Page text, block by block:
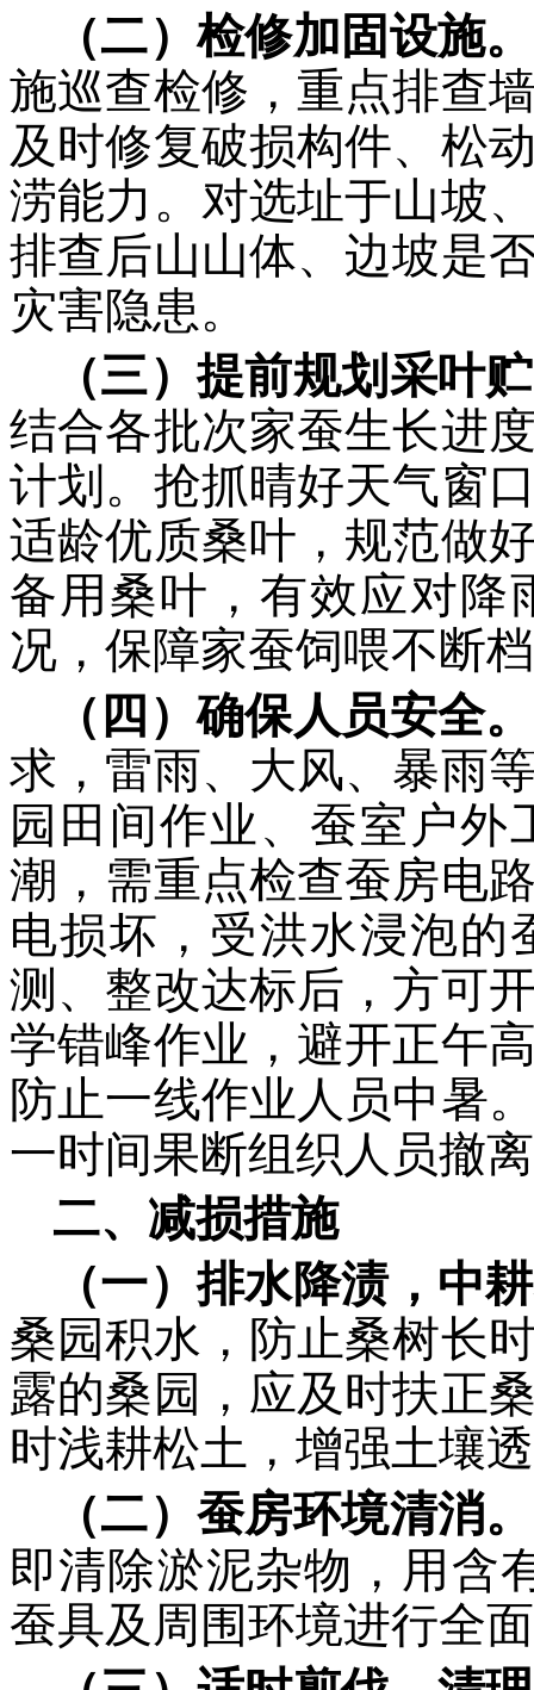
（二）检修加固设施。
施巡查检修，重点排查
及时修复破损构件、松
涝能力。对选址于山坡
排查后山山体、边坡是
灾害隐患。
（三）提前规划采叶
结合各批次家蚕生长进
计划。抢抓晴好天气窗
适龄优质桑叶，规范做
备用桑叶，有效应对降
况，保障家蚕饲喂不断
（四）确保人员安全。
求，雷雨、大风、暴雨
园田间作业、蚕室户
潮，需重点检查蚕房电
电损坏，受洪水浸泡的
测、整改达标后，方可
学错峰作业，避开正午
防止一线作业人员中暑
一时间果断组织人员撤
二、减损措施
（一）排水降渍，中
桑园积水，防止桑树长
露的桑园，应及时扶正
时浅耕松土，增强土壤
（二）蚕房环境清消。
即清除淤泥杂物，用含
蚕具及周围环境进行全